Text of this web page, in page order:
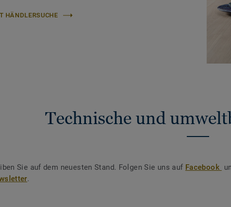
HÄNDLERSUCHE
Technische und
Sie auf dem neuesten Stand. Folgen Sie uns auf Facebook
.